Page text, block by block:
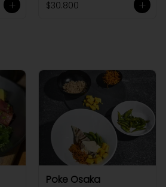
$30.800
Poke Osaka